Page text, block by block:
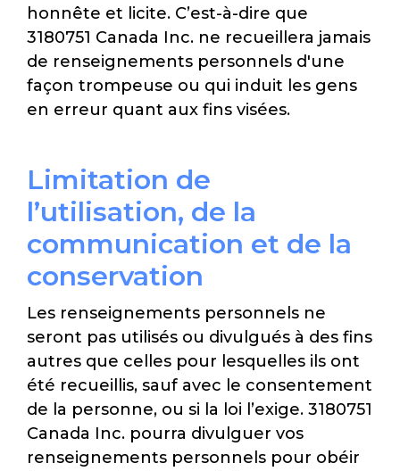
honnête et licite. C’est-à-dire que
3180751 Canada Inc. ne recueillera jamais
de renseignements personnels d'une
façon trompeuse ou qui induit les gens
en erreur quant aux fins visées.
Limitation de
l’utilisation, de la
communication et de la
conservation
Les renseignements personnels ne
seront pas utilisés ou divulgués à des fins
autres que celles pour lesquelles ils ont
été recueillis, sauf avec le consentement
de la personne, ou si la loi l’exige. 3180751
Canada Inc. pourra divulguer vos
renseignements personnels pour obéir